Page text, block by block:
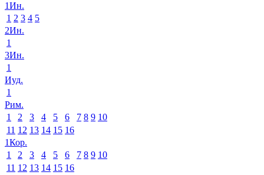
1Ин.
1 2 3 4 5
2Ин.
1
3Ин.
1
Иуд.
1
Рим.
1
2 3 4 5 6 7 8 9 10
11 12 13 14 15 16
1Кор.
1
2 3 4 5 6 7 8 9 10
11 12 13 14 15 16